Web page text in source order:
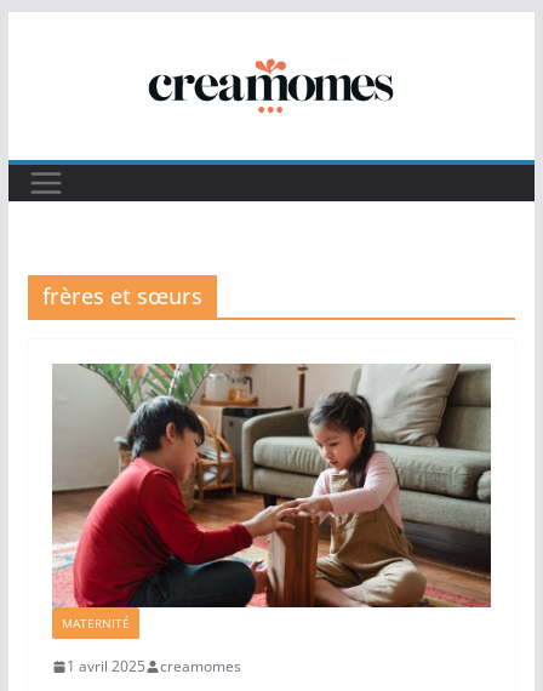
frères et sœurs
MATERNITÉ
1 avril 2025 creamomes